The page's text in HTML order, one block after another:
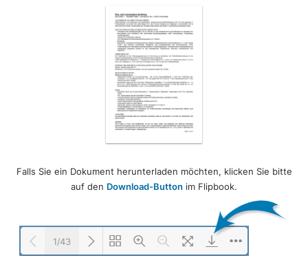
Falls Sie ein Dokument herunterladen möchten, klicken Sie bitte
auf den Download-Button im Flipbook.